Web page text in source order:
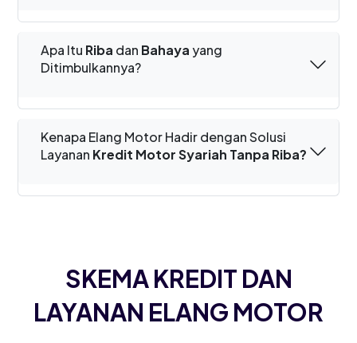
Apa Itu Riba dan Bahayayang
Ditimbulkannya?
Kenapa Elang Motor Hadir dengan Solusi
Layanan
Kredit Motor Syariah Tanpa Riba?
SKEMA KREDIT DAN
LAYANAN ELANG MOTOR